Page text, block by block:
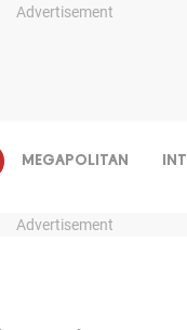
Advertisement
MEGAPOLITAN
Advertisement